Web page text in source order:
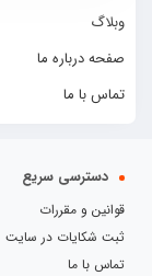
وبلاگ
صفحه درباره ما
تماس با ما
دسترسی سریع
قوانین و مقررات
ثبت شکایات در سایت
تماس با ما